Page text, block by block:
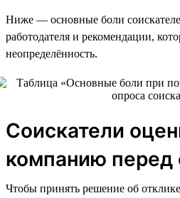
Ниже — основные боли
работодателя и рекомендации,
неопределённость.
Соискатели
компанию перед
Чтобы принять решение об